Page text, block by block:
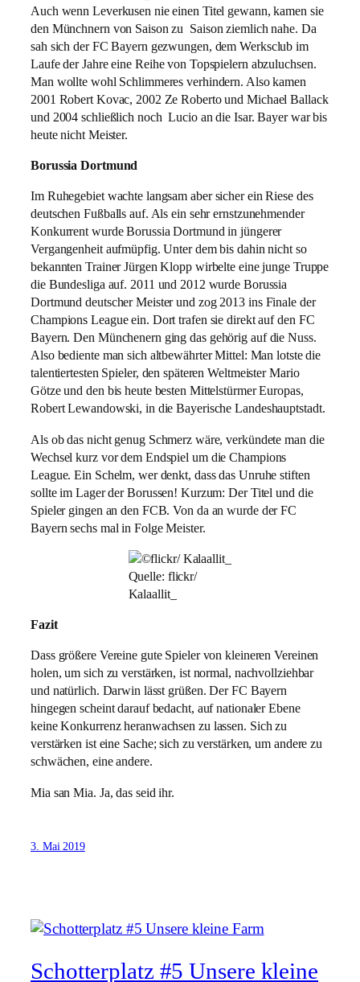
Auch wenn Leverkusen nie einen Titel gewann, kamen sie
den Münchnern von Saison zu Saison ziemlich nahe. Da
sah sich der FC Bayern gezwungen, dem Werksclub im
Laufe der Jahre eine Reihe von Topspielern abzuluchsen.
Man wollte wohl Schlimmeres verhindern. Also kamen
2001 Robert Kovac, 2002 Ze Roberto und Michael Ballack
und 2004 schließlich noch Lucio an die Isar. Bayer war bis
heute nicht Meister.
Borussia Dortmund
Im Ruhegebiet wachte langsam aber sicher ein Riese des
deutschen Fußballs auf. Als ein sehr ernstzunehmender
Konkurrent wurde Borussia Dortmund in jüngerer
Vergangenheit aufmüpfig. Unter dem bis dahin nicht so
bekannten Trainer Jürgen Klopp wirbelte eine junge Truppe
die Bundesliga auf. 2011 und 2012 wurde Borussia
Dortmund deutscher Meister und zog 2013 ins Finale der
Champions League ein. Dort trafen sie direkt auf den FC
Bayern. Den Münchenern ging das gehörig auf die Nuss.
Also bediente man sich altbewährter Mittel: Man lotste die
talentiertesten Spieler, den späteren Weltmeister Mario
Götze und den bis heute besten Mittelstürmer Europas,
Robert Lewandowski, in die Bayerische Landeshauptstadt.
Als ob das nicht genug Schmerz wäre, verkündete man die
Wechsel kurz vor dem Endspiel um die Champions
League. Ein Schelm, wer denkt, dass das Unruhe stiften
sollte im Lager der Borussen! Kurzum: Der Titel und die
Spieler gingen an den FCB. Von da an wurde der FC
Bayern sechs mal in Folge Meister.
Quelle: flickr/
Kalaallit_
Fazit
Dass größere Vereine gute Spieler von kleineren Vereinen
holen, um sich zu verstärken, ist normal, nachvollziehbar
und natürlich. Darwin lässt grüßen. Der FC Bayern
hingegen scheint darauf bedacht, auf nationaler Ebene
keine Konkurrenz heranwachsen zu lassen. Sich zu
verstärken ist eine Sache; sich zu verstärken, um andere zu
schwächen, eine andere.
Mia san Mia. Ja, das seid ihr.
3. Mai 2019
Schotterplatz #5 Unsere kleine